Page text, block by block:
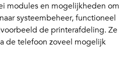
modules en mogelijkheden om
systeembeheer, functioneel
de printerafdeling. Ze
de telefoon zoveel mogelijk